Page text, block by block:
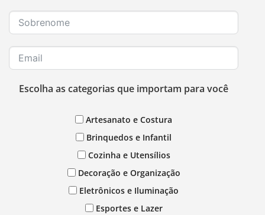
Escolha as categorias que importam para você
Artesanato e Costura
Brinquedos e Infantil
Cozinha e Utensílios
Decoração e Organização
Eletrônicos e Iluminação
Esportes e Lazer